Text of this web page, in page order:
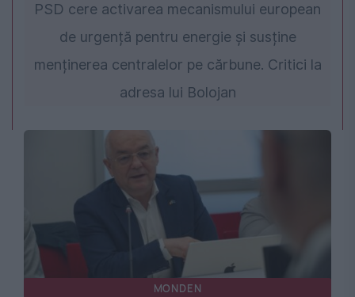
PSD cere activarea mecanismului european
de urgență pentru energie și susține
menținerea centralelor pe cărbune. Critici la
adresa lui Bolojan
MONDEN